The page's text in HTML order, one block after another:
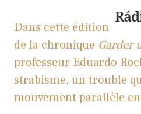
Dans cette édition
de la chronique Garder
professeur Eduardo
strabisme, un trouble
mouvement parallèle